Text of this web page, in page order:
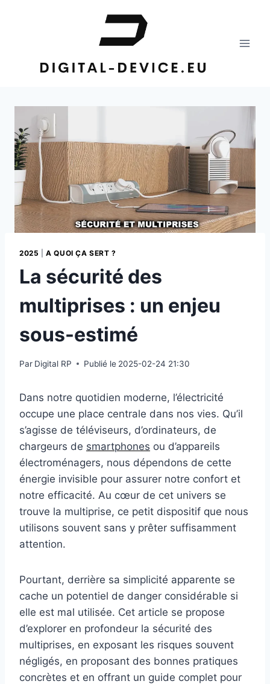
2025 |A QUOI ÇA SERT ?
La sécurité des
multiprises : un enjeu
sous-estimé
Par Digital RP Publié le 2025-02-24 21:30
Dans notre quotidien moderne, l’électricité
occupe une place centrale dans nos vies. Qu’il
s’agisse de téléviseurs, d’ordinateurs, de
chargeurs de smartphones ou d’appareils
électroménagers, nous dépendons de cette
énergie invisible pour assurer notre confort et
notre efficacité. Au cœur de cet univers se
trouve la multiprise, ce petit dispositif que nous
utilisons souvent sans y prêter suffisamment
attention.
Pourtant, derrière sa simplicité apparente se
cache un potentiel de danger considérable si
elle est mal utilisée. Cet article se propose
d’explorer en profondeur la sécurité des
multiprises, en exposant les risques souvent
négligés, en proposant des bonnes pratiques
concrètes et en offrant un guide complet pour